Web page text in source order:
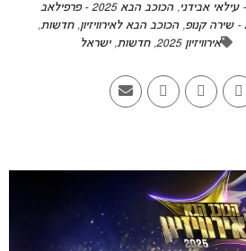
,
הכוכב הבא 2025 - פרפילאב
,הכוכב הבא לאירוויזיון,חדשות,
אירוויזיון 2025 ,חדשות,ישראל